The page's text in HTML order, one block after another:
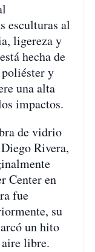
esculturas al
ligereza y
hecha de
y
una alta
impactos.
de vidrio
Rivera,
Center en
fue
su
un hito
libre.